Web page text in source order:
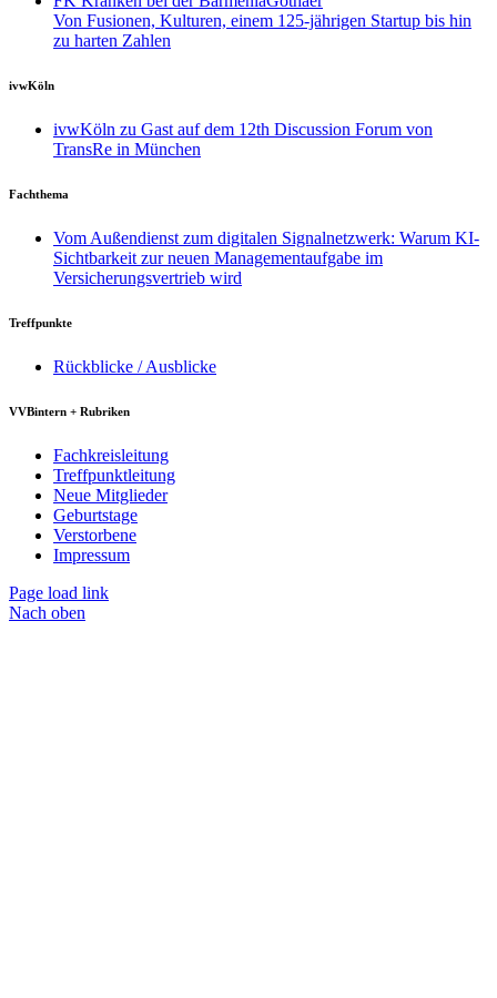
Von Fusionen, Kulturen, einem 125-jährigen Startup bis hin
zu harten Zahlen
ivwKöln
ivwKöln zu Gast auf dem 12th Discussion Forum von
TransRe in München
Fachthema
Vom Außendienst zum digitalen Signalnetzwerk: Warum KI-
Sichtbarkeit zur neuen Managementaufgabe im
Versicherungsvertrieb wird
Treffpunkte
Rückblicke / Ausblicke
VVBintern + Rubriken
Fachkreisleitung
Treffpunktleitung
Neue Mitglieder
Geburtstage
Verstorbene
Impressum
Page load link
Nach oben